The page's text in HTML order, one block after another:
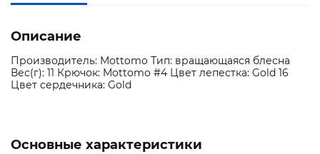
Описание
Производитель: Mottomo Тип: вращающаяся блесна
Вес(г): 11 Крючок: Mottomo #4 Цвет лепестка: Gold 16
Цвет сердечника: Gold
Основные характеристики